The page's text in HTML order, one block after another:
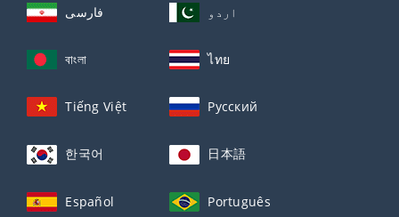
فارسی اردو
বাংলা ไทย
Tiếng Việt Русский
한국어 日本語
Español Português